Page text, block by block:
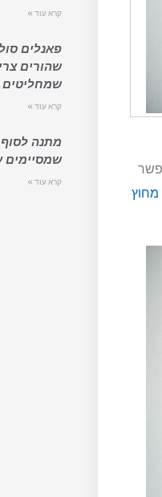
מחוץ
קרא עוד »
פאנלים
שהורים
שמחליטים
קרא עוד »
מתנה
שמסיימים
קרא עוד »